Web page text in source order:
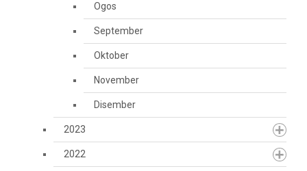
Ogos
September
Oktober
November
Disember
2023
2022